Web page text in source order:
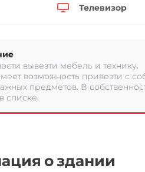
Телевизор
вывезти мебель и технику.
возможность привезти с
предметов. В
списке.
о здании